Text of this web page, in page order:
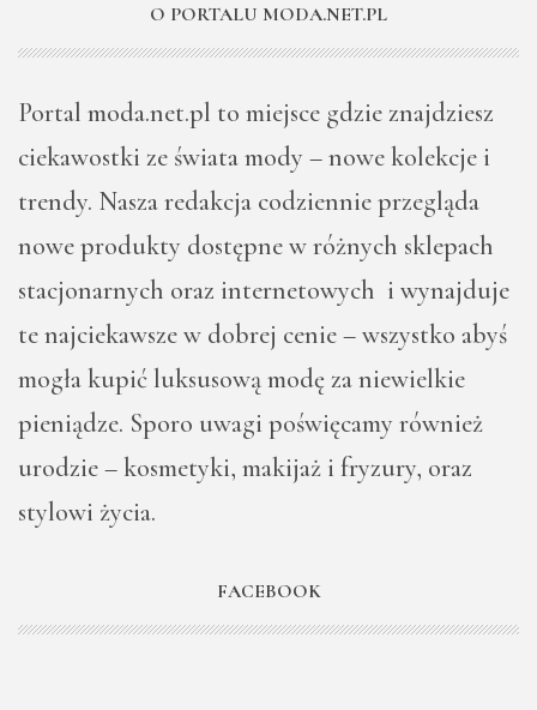
O PORTALU MODA.NET.PL
Portal moda.net.pl to miejsce gdzie znajdziesz
ciekawostki ze świata mody – nowe kolekcje i
trendy. Nasza redakcja codziennie przegląda
nowe produkty dostępne w różnych sklepach
stacjonarnych oraz internetowych i wynajduje
te najciekawsze w dobrej cenie – wszystko abyś
mogła kupić luksusową modę za niewielkie
pieniądze. Sporo uwagi poświęcamy również
urodzie – kosmetyki, makijaż i fryzury, oraz
stylowi życia.
FACEBOOK